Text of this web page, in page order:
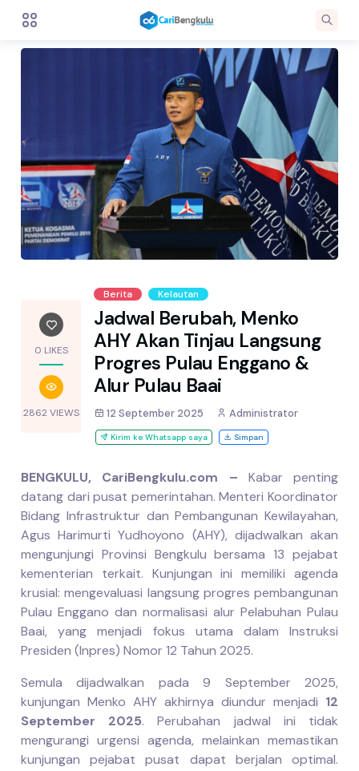
0 LIKES
2862 VIEWS
Berita Kelautan
Jadwal Berubah, Menko
AHY Akan Tinjau Langsung
Progres Pulau Enggano &
Alur Pulau Baai
12 September 2025 Administrator
Kirim ke Whatsapp saya Simpan
BENGKULU, CariBengkulu.com – Kabar penting
datang dari pusat pemerintahan. Menteri Koordinator
Bidang Infrastruktur dan Pembangunan Kewilayahan,
Agus Harimurti Yudhoyono (AHY), dijadwalkan akan
mengunjungi Provinsi Bengkulu bersama 13 pejabat
kementerian terkait. Kunjungan ini memiliki agenda
krusial: mengevaluasi langsung progres pembangunan
Pulau Enggano dan normalisasi alur Pelabuhan Pulau
Baai, yang menjadi fokus utama dalam Instruksi
Presiden (Inpres) Nomor 12 Tahun 2025.
Semula dijadwalkan pada 9 September 2025,
kunjungan Menko AHY akhirnya diundur menjadi 12
September 2025. Perubahan jadwal ini tidak
mengurangi urgensi agenda, melainkan memastikan
kunjungan pejabat pusat dapat berjalan optimal.